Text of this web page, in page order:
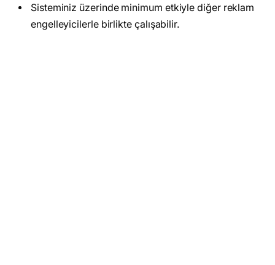
Sisteminiz üzerinde minimum etkiyle diğer reklam
engelleyicilerle birlikte çalışabilir.